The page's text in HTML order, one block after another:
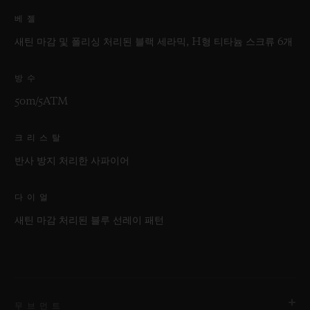
베젤
새틴 마감 및 폴리싱 처리된 블랙 세라믹, H형 티타늄 스크류 6개
방수
50m/5ATM
크리스탈
반사 방지 처리한 사파이어
다이얼
새틴 마감 처리된 블루 선레이 패턴